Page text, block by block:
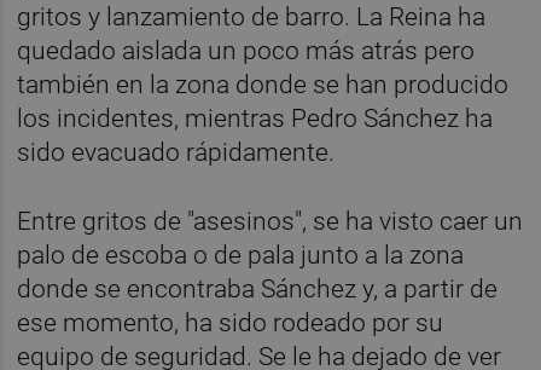
gritos y lanzamiento de barro. La Reina ha
quedado aislada un poco más atrás pero
también en la zona donde se han producido
los incidentes, mientras Pedro Sánchez ha
sido evacuado rápidamente.
Entre gritos de "asesinos", se ha visto caer un
palo de escoba o de pala junto a la zona
donde se encontraba Sánchez y, a partir de
ese momento, ha sido rodeado por su
equipo de seguridad. Se le ha dejado de ver